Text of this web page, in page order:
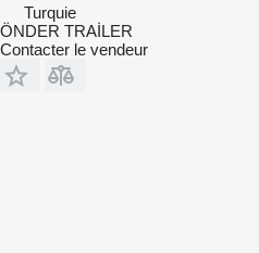
Turquie
ÖNDER TRAİLER
Contacter le vendeur